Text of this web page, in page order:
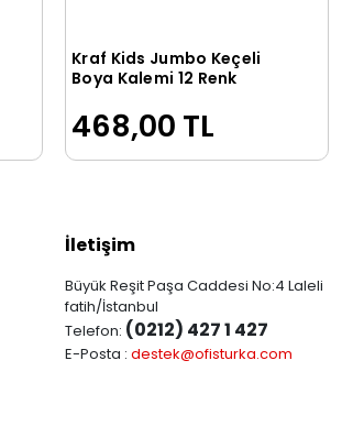
Sepete Ekle
Kraf Kids Jumbo Keçeli
Boya Kalemi 12 Renk
468,00 TL
İletişim
Büyük Reşit Paşa Caddesi No:4 Laleli
fatih/İstanbul
Telefon: (0212) 427 1 427
E-Posta : destek@ofisturka.com